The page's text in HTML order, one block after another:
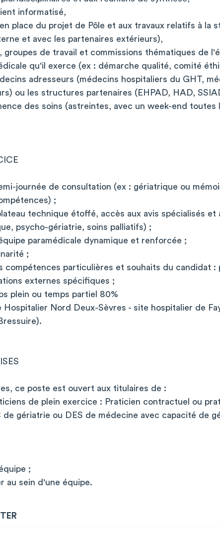
informatisé,
place du projet de Pôle et aux travaux relatifs à la
et avec les partenaires extérieurs),
groupes de travail et commissions thématiques de
qu'il exerce (ex : démarche qualité, comité
adresseurs (médecins hospitaliers du GHT,
ou les structures partenaires (EHPAD, HAD,
des soins (astreintes, avec un week-end toutes
journée de consultation (ex : gériatrique ou
;
technique étoffé, accès aux avis spécialisés et
psycho-gériatrie, soins palliatifs) ;
paramédicale dynamique et renforcée ;
;
compétences particulières et souhaits du candidat :
externes spécifiques ;
plein ou temps partiel 80%
Nord Deux-Sèvres - site hospitalier de
ce poste est ouvert aux titulaires de :
de plein exercice : Praticien contractuel ou
gériatrie ou DES de médecine avec capacité de
;
au sein d'une équipe.